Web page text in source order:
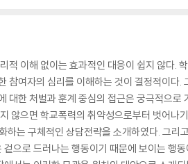
이해 없이는 효과적인 대응이 쉽지 않다.
여자의 심리를 이해하는 것이 결정적이다
한 처벌과 훈계 중심의 접근은 궁극적으로
않으면 학교폭력의 취약성으로부터 벗어
는 구체적인 상담전략을 소개하였다. 그
으로 드러나는 행동이기 때문에 보이는 행